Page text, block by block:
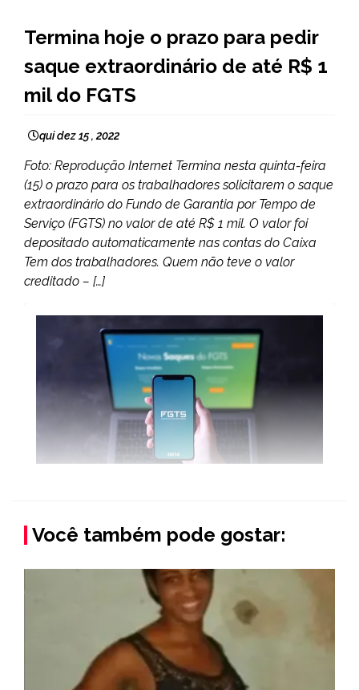
NOTÍCIAS
Termina hoje o prazo para pedir
saque extraordinário de até R$ 1
mil do FGTS
qui dez 15 , 2022
Foto: Reprodução Internet Termina nesta quinta-feira
(15) o prazo para os trabalhadores solicitarem o saque
extraordinário do Fundo de Garantia por Tempo de
Serviço (FGTS) no valor de até R$ 1 mil. O valor foi
depositado automaticamente nas contas do Caixa
Tem dos trabalhadores. Quem não teve o valor
creditado – […]
Você também pode gostar: